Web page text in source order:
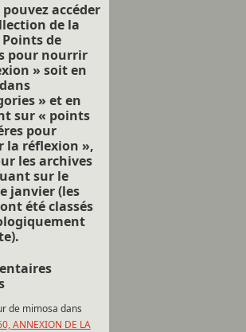
pouvez accéder
de la
de
pour nourrir
» soit en
» et en
sur « points
pour
la réflexion »,
les archives
sur le
janvier (les
été classés
de mimosa dans
ANNEXION DE LA